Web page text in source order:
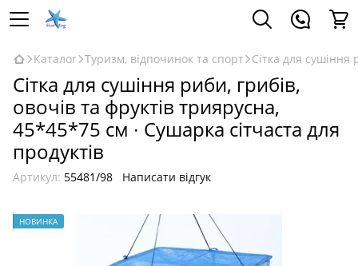
Каталог Туризм, відпочинок та спорт Сітка для сушіння
Сітка для сушіння риби, грибів,
овочів та фруктів триярусна,
45*45*75 см ∙ Сушарка сітчаста для
продуктів
Артикул: 55481/98 Написати відгук
НОВИНКА